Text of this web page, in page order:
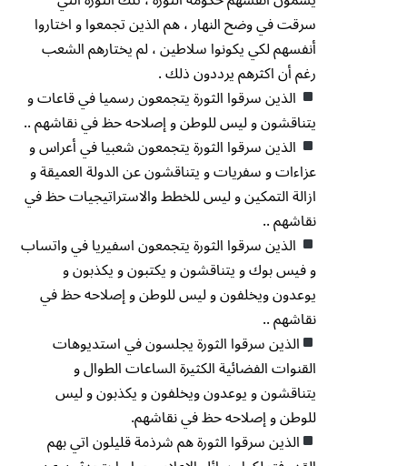
سرقت في وضح النهار ، هم الذين تجمعوا و اختاروا
أنفسهم لكي يكونوا سلاطين ، لم يختارهم الشعب
رغم أن اكثرهم يرددون ذلك .
الذين سرقوا الثورة يتجمعون رسميا في قاعات و
يتناقشون و ليس للوطن و إصلاحه حظ في نقاشهم ..
الذين سرقوا الثورة يتجمعون شعبيا في أعراس و
عزاءات و سفريات و يتناقشون عن الدولة العميقة و
ازالة التمكين و ليس للخطط والاستراتيجيات حظ في
نقاشهم ..
الذين سرقوا الثورة يتجمعون اسفيريا في واتساب
و فيس بوك و يتناقشون و يكتبون و يكذبون و
يوعدون ويخلفون و ليس للوطن و إصلاحه حظ في
نقاشهم ..
الذين سرقوا الثورة يجلسون في استديوهات
القنوات الفضائية الكثيرة الساعات الطوال و
يتناقشون و يوعدون ويخلفون و يكذبون و ليس
للوطن و إصلاحه حظ في نقاشهم.
الذين سرقوا الثورة هم شرذمة قليلون اتي بهم